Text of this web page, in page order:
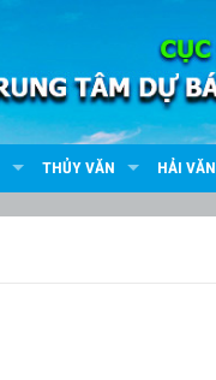
THỦY VĂN HẢI VĂN